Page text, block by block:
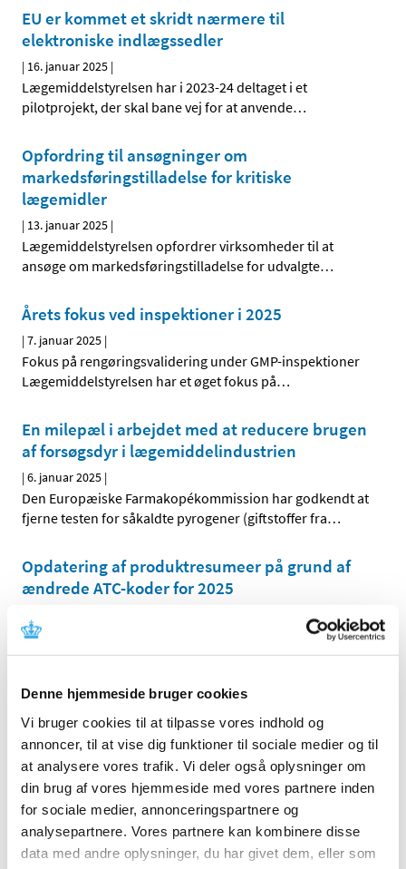
Denne hjemmeside bruger cookies
Vi bruger cookies til at tilpasse vores indhold og
annoncer, til at vise dig funktioner til sociale medier og til
at analysere vores trafik. Vi deler også oplysninger om
din brug af vores hjemmeside med vores partnere inden
for sociale medier, annonceringspartnere og
analysepartnere. Vores partnere kan kombinere disse
data med andre oplysninger, du har givet dem, eller som
EU er kommet et skridt nærmere til
elektroniske indlægssedler
| 16. januar 2025 |
Lægemiddelstyrelsen har i 2023-24 deltaget i et
pilotprojekt, der skal bane vej for at anvende…
Opfordring til ansøgninger om
markedsføringstilladelse for kritiske
lægemidler
| 13. januar 2025 |
Lægemiddelstyrelsen opfordrer virksomheder til at
ansøge om markedsføringstilladelse for udvalgte…
Årets fokus ved inspektioner i 2025
|7. januar 2025 |
Fokus på rengøringsvalidering under GMP-inspektioner
Lægemiddelstyrelsen har et øget fokus på…
En milepæl i arbejdet med at reducere brugen
af forsøgsdyr i lægemiddelindustrien
|6. januar 2025 |
Den Europæiske Farmakopékommission har godkendt at
fjerne testen for såkaldte pyrogener (giftstoffer fra…
Opdatering af produktresumeer på grund af
ændrede ATC-koder for 2025
Indehavere af markedsføringstilladelser til lægemidler,
der er godkendt efter den nationale procedure, den…
Ændringer for lægemiddelpakninger fra
Storbritannien
|20. december 2024|
Fra d. 1. januar 2025 ophører den frivillige ordning for
lægemiddelpakninger fra Storbritannien (UK) at de har…
Ændret variationsforordning for humane
lægemidler gældende fra 1. januar 2025